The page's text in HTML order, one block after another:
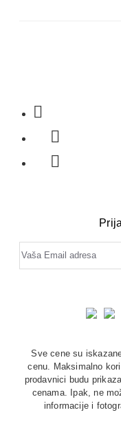
Sve cene su
cenu. Maksimalno
prodavnici budu
cenama. Ipak, ne
informacije i